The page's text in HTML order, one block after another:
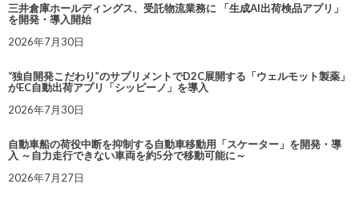
三井倉庫ホールディングス、受託物流業務に 「生成AI出荷検品アプリ」
を開発・導入開始
2026年7月30日
“独自開発こだわり”のサプリメントでD2C展開する「ウェルモット製薬」
がEC自動出荷アプリ「シッピーノ」を導入
2026年7月30日
自動車船の荷役中断を抑制する自動車移動用「スケーター」を開発・導
入 ～自力走行できない車両を約5分で移動可能に～
2026年7月27日